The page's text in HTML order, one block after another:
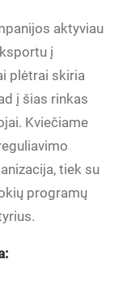
aktyviau
į
plėtrai skiria
į šias rinkas
Kviečiame
tiek su
programų